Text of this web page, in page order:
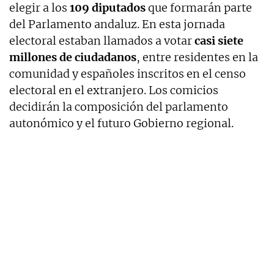
elegir a los 109 diputadosque formarán parte
del Parlamento andaluz. En esta jornada
electoral estaban llamados a votarcasi siete
millones de ciudadanos, entre residentes en la
comunidad y españoles inscritos en el censo
electoral en el extranjero. Los comicios
decidirán la composición del parlamento
autonómico y el futuro Gobierno regional.